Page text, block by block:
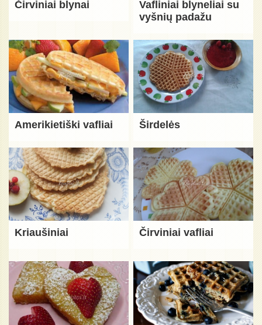
Čirviniai blynai
Vafliniai blyneliai su
vyšnių padažu
Amerikietiški vafliai Širdelės
Kriaušiniai Čirviniai vafliai